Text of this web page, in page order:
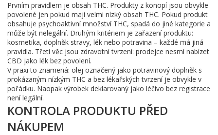
Prvním pravidlem je obsah THC. Produkty z konopí jsou obvykle
povolené jen pokud mají velmi nízký obsah THC. Pokud produkt
obsahuje psychoaktivní množství THC, spadá do jiné kategorie a
může být nelegální. Druhým kritériem je zařazení produktu:
kosmetika, doplněk stravy, lék nebo potravina – každé má jiná
pravidla. Třetí věc jsou zdravotní tvrzení: prodejce nesmí nabízet
CBD jako lék bez povolení.
V praxi to znamená: olej označený jako potravinový doplněk s
prokázaným nízkým THC a bez lékařských tvrzení je obvykle v
pořádku. Naopak výrobek deklarovaný jako léčivo bez registrace
není legální.
KONTROLA PRODUKTU PŘED
NÁKUPEM